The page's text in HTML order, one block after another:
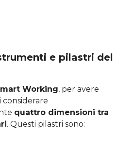
e pilastri del
Working, per avere
considerare
quattro dimensioni tra
. Questi pilastri sono: